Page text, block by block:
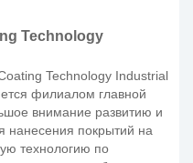
Technology
Technology Industrial
филиалом главной
внимание развитию и
нанесения покрытий на
технологию по